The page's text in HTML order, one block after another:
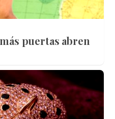
puertas abren